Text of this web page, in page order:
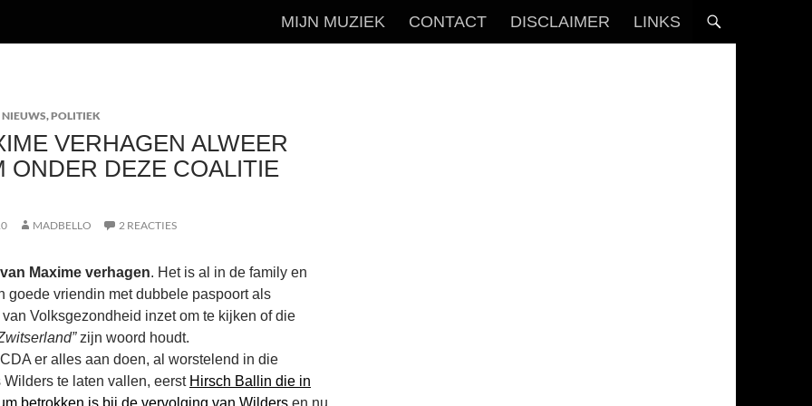
MIJN MUZIEK CONTACT DISCLAIMER LINKS
,POLITIEK
VERHAGEN ALWEER
ONDER DEZE COALITIE
MADBELLO 2 REACTIES
Maxime verhagen. Het is al in de family en
goede vriendin met dubbele paspoort als
Volksgezondheid inzet om te kijken of die
zijn woord houdt.
er alles aan doen, al worstelend in die
Wilders te laten vallen, eerst Hirsch Ballin die in
betrokken is bij de vervolging van Wilders en nu